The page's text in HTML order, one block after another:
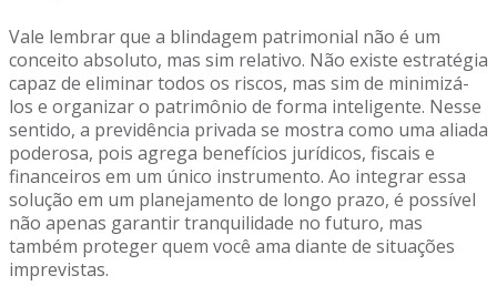
Vale lembrar que a blindagem patrimonial não é um
conceito absoluto, mas sim relativo. Não existe estratégia
capaz de eliminar todos os riscos, mas sim de minimizá-
los e organizar o patrimônio de forma inteligente. Nesse
sentido, a previdência privada se mostra como uma aliada
poderosa, pois agrega benefícios jurídicos, fiscais e
financeiros em um único instrumento. Ao integrar essa
solução em um planejamento de longo prazo, é possível
não apenas garantir tranquilidade no futuro, mas
também proteger quem você ama diante de situações
imprevistas.